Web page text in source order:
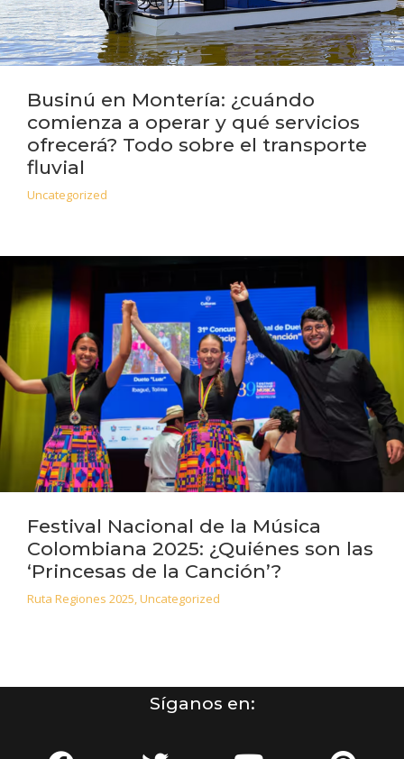
Businú en Montería: ¿cuándo
comienza a operar y qué servicios
ofrecerá? Todo sobre el transporte
fluvial
Uncategorized
Festival Nacional de la Música
Colombiana 2025: ¿Quiénes son las
‘Princesas de la Canción’?
Ruta Regiones 2025 Uncategorized
Síganos en: